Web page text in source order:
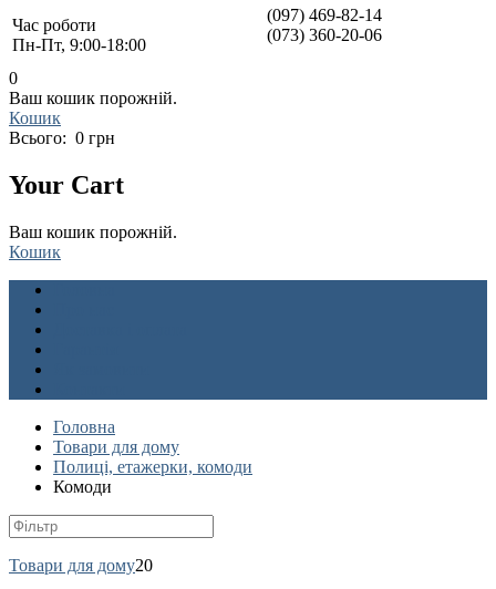
Час роботи
Пн-Пт, 9:00-18:00
(097) 469-82-14
(073) 360-20-06
0
Ваш кошик порожній.
Кошик
Всього: 0 грн
Your Cart
Ваш кошик порожній.
Кошик
Головна
Товари для дому
Полиці, етажерки, комоди
Комоди
Товари для дому20